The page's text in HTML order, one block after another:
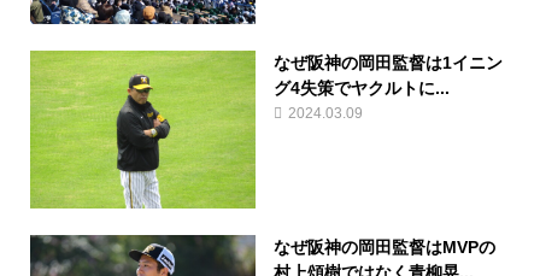
なぜ阪神の岡田監督は1イニン
グ4失策でヤクルトに...
2024.03.09
なぜ阪神の岡田監督はMVPの
村上頌樹ではなく青柳晃...